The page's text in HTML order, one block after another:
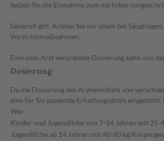
Setzen Sie die Einnahme zum nächsten
Generell gilt: Achten Sie vor allem bei
Vorsichtsmaßnahmen.
Eine vom Arzt verordnete Dosierung kann von
Dosierung
Da die Dosierung des Arzneimittels von
eine für Sie passende Erhaltungsdosis
Wer
Kinder und Jugendliche von 7-14 Jahren mit
Jugendliche ab 14 Jahren mit 40-60 kg